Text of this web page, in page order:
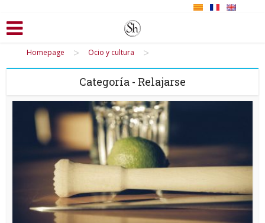
Homepage > Ocio y cultura >
Categoría - Relajarse